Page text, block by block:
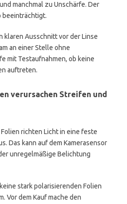
manchmal zu Unschärfe. Der
beeinträchtigt.
klaren Ausschnitt vor der Linse
an einer Stelle ohne
mit Testaufnahmen, ob keine
auftreten.
verursachen Streifen und
richten Licht in eine feste
Das kann auf dem Kamerasensor
unregelmäßige Belichtung
stark polarisierenden Folien
Vor dem Kauf mache den